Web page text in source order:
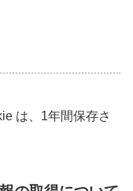
は、1年間保存さ